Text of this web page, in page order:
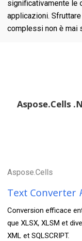
significativamente le
applicazioni.
complessi non è mai
Aspose.Cells
Aspose.Cells
Text Converter
Conversion efficace
que XLSX, XLSM et
XML et SQLSCRIPT.